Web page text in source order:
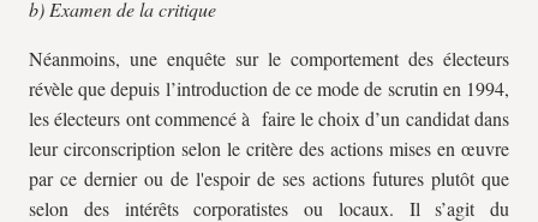
b) Examen de la critique
Néanmoins, une enquête sur le comportement des électeurs
révèle que depuis l’introduction de ce mode de scrutin en 1994,
les électeurs ont commencé à faire le choix d’un candidat dans
leur circonscription selon le critère des actions mises en œuvre
par ce dernier ou de l'espoir de ses actions futures plutôt que
selon des intérêts corporatistes ou locaux. Il s’agit du